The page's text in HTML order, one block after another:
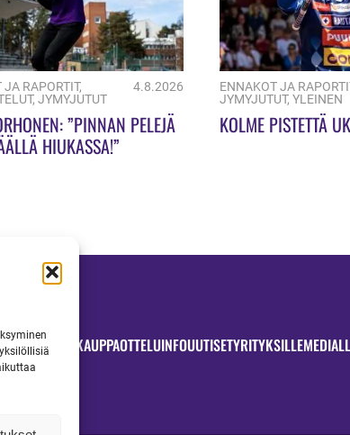
RAPORTIT,
, JYMYJUTUT
4.8.2026
”PINNAN PELEJÄ
HIUKASSA!”
ENNAKOT JA
JYMYJUTUT, YLEINEN
KOLME PISTETTÄ
JYMYKAUPPAOTTELUINFOUUTISETYRITYKSILLE